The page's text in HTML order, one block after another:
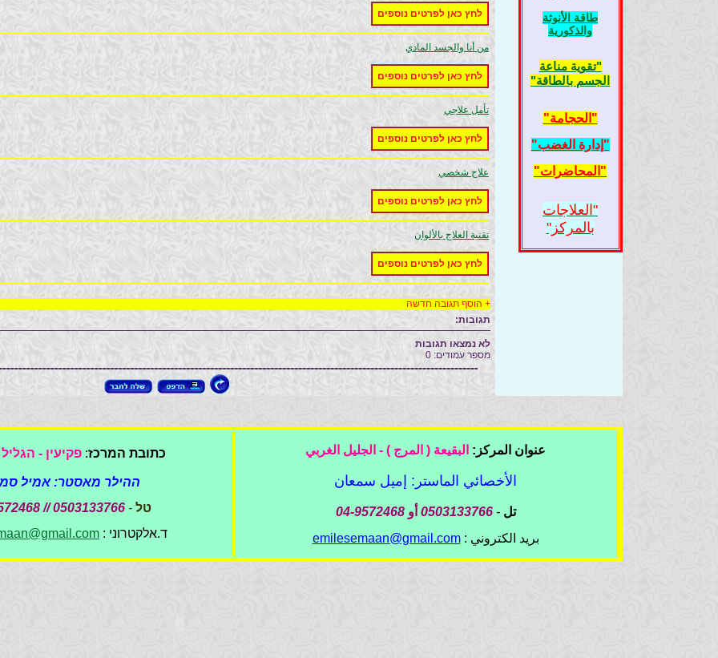
طاقة الأنوثة
والذكورية
"تقوية مناعة
الجسم بالطاقة"
"الحجامة"
"إدارة الغضب"
"المحاضرات"
"العلاجات
بالمركز"
לחץ כאן לפרטים נוספים
من أنا والجسد المادي
לחץ כאן לפרטים נוספים
تأمل علاجي
לחץ כאן לפרטים נוספים
علاج شخصي
לחץ כאן לפרטים נוספים
تقنية العلاج بالألوان
לחץ כאן לפרטים נוספים
+ הוסף תגובה חדשה
תגובות:
לא נמצאו תגובות
מספר עמודים: 0
عنوان المركز: البقيعة ( المرج ) - الجليل الغربي
الأخصائي الماستر: إميل سمعان
تل -
0503133766 أو 9572468-04
بريد الكتروني :emilesemaan@gmail.com
כתובת המרכז: פקיעין -
ההילר מאסטר: אמיל
טל -
// 0503133766
ד.אלקטרוני :